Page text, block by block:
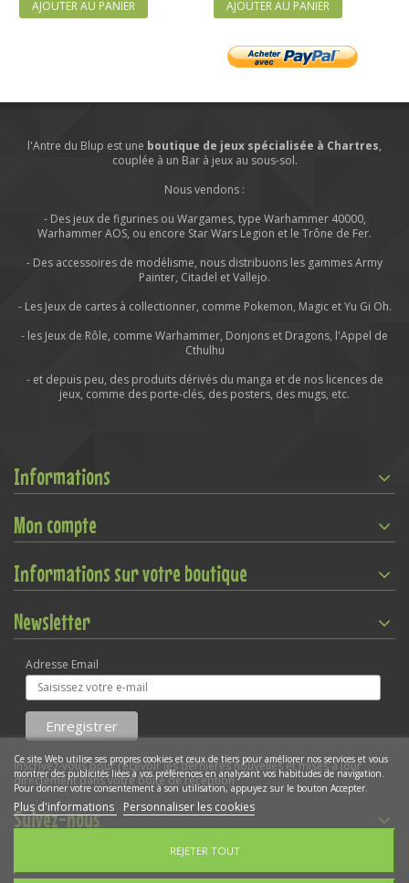
AJOUTER AU PANIER AJOUTER AU PANIER
l'Antre du Blup est une boutique de jeux spécialisée à Chartres,
couplée à un Bar à jeux au sous-sol.
Nous vendons :
- Des jeux de figurines ou Wargames, type Warhammer 40000,
Warhammer AOS, ou encore Star Wars Legion et le Trône de Fer.
- Des accessoires de modélisme, nous distribuons les gammes Army
Painter, Citadel et Vallejo.
- Les Jeux de cartes à collectionner, comme Pokemon, Magic et Yu Gi Oh.
- les Jeux de Rôle, comme Warhammer, Donjons et Dragons, l'Appel de
Cthulhu
- et depuis peu, des produits dérivés du manga et de nos licences de
jeux, comme des porte-clés, des posters, des mugs, etc.
Informations
Mon compte
Informations sur votre boutique
Newsletter
Adresse Email
Inscrivez-vous pour recevoir les dernières nouvelles et mises à jour
directement dans votre boîte de réception
Suivez-nous
Gestion des cookies
Ce site Web utilise ses propres cookies et ceux de tiers pour améliorer nos services et vous
montrer des publicités liées à vos préférences en analysant vos habitudes de navigation.
Pour donner votre consentement à son utilisation, appuyez sur le bouton Accepter.
Plus d'informations Personnaliser les cookies
REJETER TOUT